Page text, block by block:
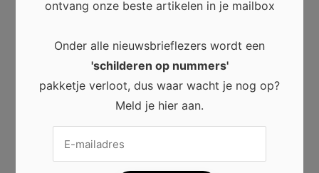
Daardoor blijft het verleden verbonden met de
toekomst.
Conclusie
Vakmanschap en ambacht beleven een sterke
ontvang onze beste artikelen in je mailbox
Onder alle nieuwsbrieflezers wordt een
'schilderen op nummers'
pakketje verloot, dus waar wacht je nog op?
Meld je hier aan.